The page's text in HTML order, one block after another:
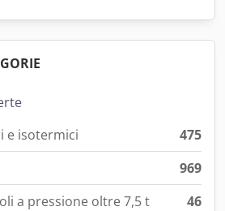
e isotermici
475
969
a pressione oltre 7,5 t
46